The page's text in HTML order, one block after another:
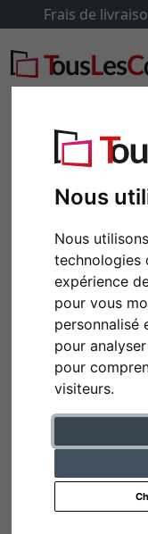
Nous
Nous
technologies
expérience
pour vous
personnalisé
pour
pour
visiteurs.
Frais de
Retour